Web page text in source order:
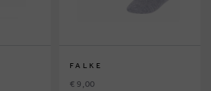
FALKE
€ 9,00